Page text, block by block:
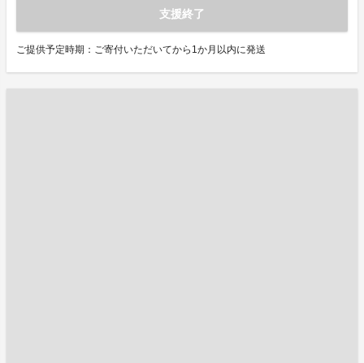
支援終了
ご提供予定時期：ご寄付いただいてから1か月以内に発送